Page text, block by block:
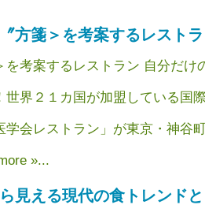
方箋＞を考案するレスト
を考案するレストラン 自分だけ
世界２１カ国が加盟している国
会レストラン」が東京・神谷
»...
見える現代の食トレンドと